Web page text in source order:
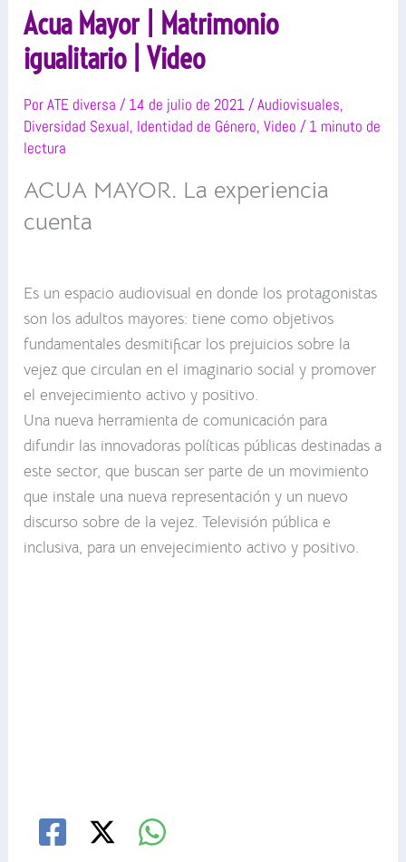
Acua Mayor | Matrimonio
igualitario | Video
PorATE diversa/ 14 de julio de 2021/Audiovisuales,
Diversidad Sexual, Identidad de Género,Video / 1 minuto de
lectura
ACUA MAYOR. La experiencia
cuenta
Es un espacio audiovisual en donde los protagonistas
son los adultos mayores: tiene como objetivos
fundamentales desmitificar los prejuicios sobre la
vejez que circulan en el imaginario social y promover
el envejecimiento activo y positivo.
Una nueva herramienta de comunicación para
difundir las innovadoras políticas públicas destinadas a
este sector, que buscan ser parte de un movimiento
que instale una nueva representación y un nuevo
discurso sobre de la vejez. Televisión pública e
inclusiva, para un envejecimiento activo y positivo.